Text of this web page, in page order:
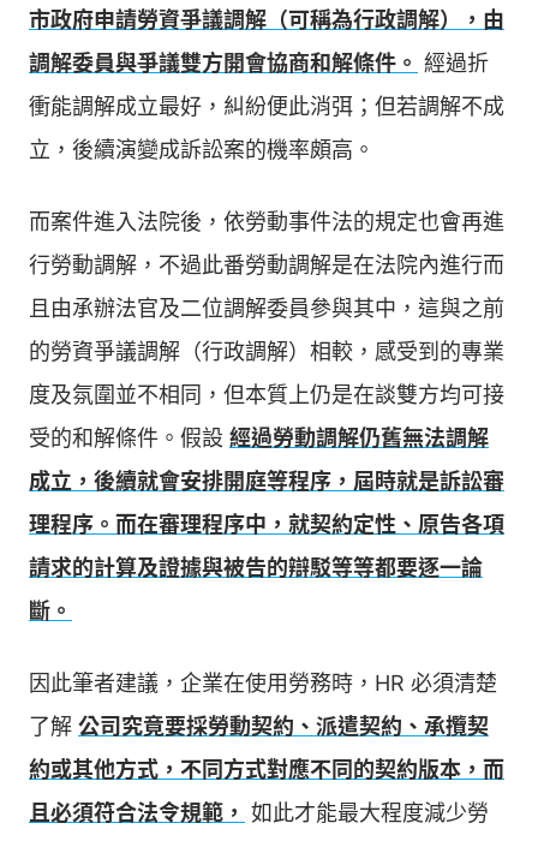
市政府申請勞資爭議調解（可稱為行政調解），由
調解委員與爭議雙方開會協商和解條件。 經過折
衝能調解成立最好，糾紛便此消弭；但若調解不成
立，後續演變成訴訟案的機率頗高。
而案件進入法院後，依勞動事件法的規定也會再進
行勞動調解，不過此番勞動調解是在法院內進行而
且由承辦法官及二位調解委員參與其中，這與之前
的勞資爭議調解（行政調解）相較，感受到的專業
度及氛圍並不相同，但本質上仍是在談雙方均可接
受的和解條件。假設 經過勞動調解仍舊無法調解
成立，後續就會安排開庭等程序，屆時就是訴訟審
理程序。而在審理程序中，就契約定性、原告各項
請求的計算及證據與被告的辯駁等等都要逐一論
斷。
因此筆者建議，企業在使用勞務時，HR 必須清楚
了解 公司究竟要採勞動契約、派遣契約、承攬契
約或其他方式，不同方式對應不同的契約版本，而
且必須符合法令規範， 如此才能最大程度減少勞